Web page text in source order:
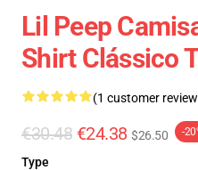
Lil Peep
Shirt Clássico
(1 customer
€30.48 €24.38 $26.50 -
Type